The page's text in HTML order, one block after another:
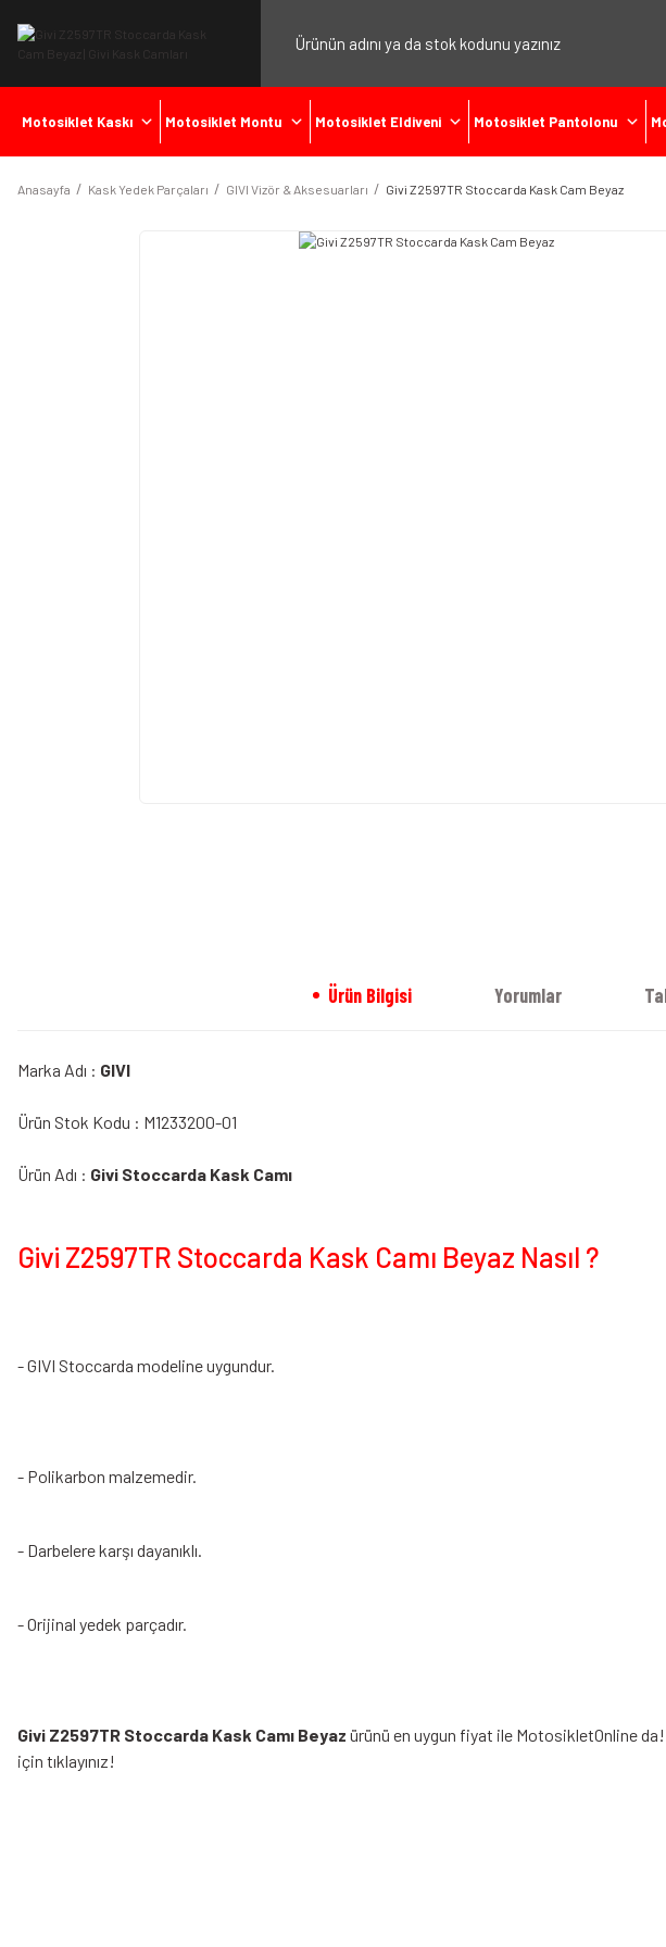
Motosiklet Kaskı Motosiklet Montu Motosiklet Eldiveni Motosiklet Pantolonu
Anasayfa Kask Yedek Parçaları GIVI Vizör & Aksesuarları Givi Z2597TR Stoccarda Kask Cam Beyaz
Ürün Bilgisi Yorumlar
Marka Adı : GIVI
Ürün Stok Kodu : M1233200-01
Ürün Adı : Givi Stoccarda Kask Camı
Givi Z2597TR Stoccarda Kask Camı Beyaz Nasıl ?
- GIVI Stoccarda modeline uygundur.
- Polikarbon malzemedir.
- Darbelere karşı dayanıklı.
- Orijinal yedek parçadır.
Givi Z2597TR Stoccarda Kask Camı Beyaz ürünü en uygun fiyat ile MotosikletOnline
için tıklayınız!